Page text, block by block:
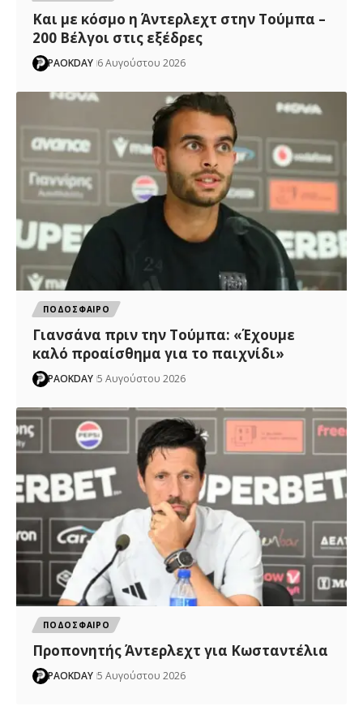
Και με κόσμο η Άντερλεχτ στην Τούμπα –
200 Βέλγοι στις εξέδρες
PAOKDAY 6 Αυγούστου 2026
ΠΟΔΟΣΦΑΙΡΟ
Γιανσάνα πριν την Τούμπα: «Έχουμε
καλό προαίσθημα για το παιχνίδι»
PAOKDAY 5 Αυγούστου 2026
ΠΟΔΟΣΦΑΙΡΟ
Προπονητής Άντερλεχτ για Κωσταντέλια
PAOKDAY 5 Αυγούστου 2026